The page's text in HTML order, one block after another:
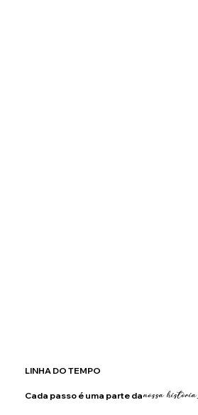
LINHA DO TEMPO
Cada passo é uma parte danossa história.